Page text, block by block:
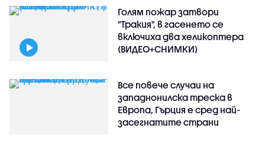
Голям пожар затвори
"Тракия", в гасенето се
включиха два хеликоптера
(ВИДЕО+СНИМКИ)
Все повече случаи на
западнонилска треска в
Европа, Гърция е сред най-
засегнатите страни